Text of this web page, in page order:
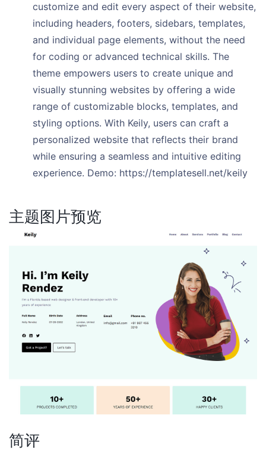
customize and edit every aspect of their website,
including headers, footers, sidebars, templates,
and individual page elements, without the need
for coding or advanced technical skills. The
theme empowers users to create unique and
visually stunning websites by offering a wide
range of customizable blocks, templates, and
styling options. With Keily, users can craft a
personalized website that reflects their brand
while ensuring a seamless and intuitive editing
experience. Demo: https://templatesell.net/keily
主题图片预览
简评